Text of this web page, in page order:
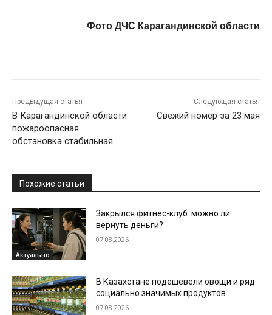
Фото ДЧС Карагандинской области
Предыдущая статья
В Карагандинской области
пожароопасная
обстановка стабильная
Следующая статья
Свежий номер за 23 мая
Похожие статьи
Актуально
Закрылся фитнес-клуб: можно ли
вернуть деньги?
07.08.2026
В Казахстане подешевели овощи и ряд
социально значимых продуктов
07.08.2026